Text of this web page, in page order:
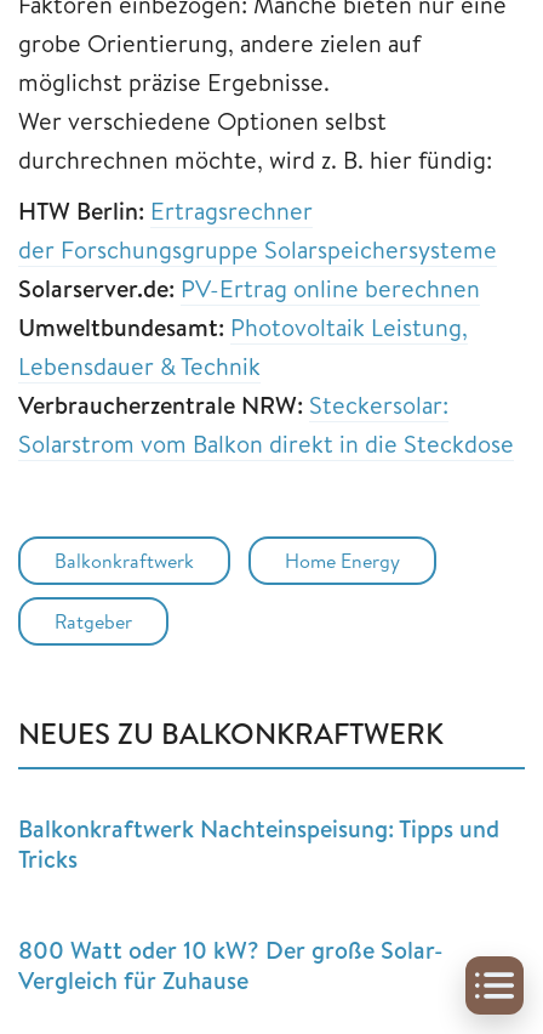
grobe Orientierung, andere zielen auf
möglichst präzise Ergebnisse.
Wer verschiedene Optionen selbst
durchrechnen möchte, wird z. B. hier fündig:
HTW Berlin: Ertragsrechner
der Forschungsgruppe Solarspeichersysteme
Solarserver.de: PV-Ertrag online berechnen
Umweltbundesamt: Photovoltaik Leistung,
Lebensdauer & Technik
Verbraucherzentrale NRW: Steckersolar:
Solarstrom vom Balkon direkt in die Steckdose
Balkonkraftwerk Home Energy
Ratgeber
NEUES ZU BALKONKRAFTWERK
Balkonkraftwerk Nachteinspeisung: Tipps und
Tricks
800 Watt oder 10 kW? Der große Solar-
Vergleich für Zuhause